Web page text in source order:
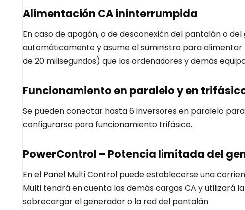
Alimentación CA ininterrumpida
En caso de apagón, o de desconexión del pantalán o
automáticamente y asume el suministro para
de 20 milisegundos) que los ordenadores y demás
Funcionamiento en paralelo y en
Se pueden conectar hasta 6 inversores en paralelo
configurarse para funcionamiento trifásico.
PowerControl – Potencia limitada del
En el Panel Multi Control puede establecerse una
Multi tendrá en cuenta las demás cargas CA y utilizará
sobrecargar el generador o la red del pantalán